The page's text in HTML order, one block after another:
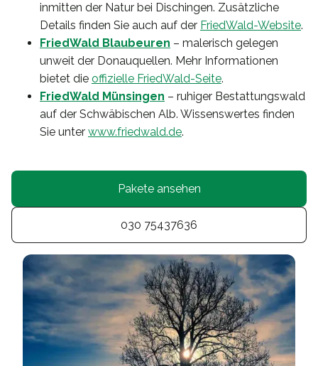
inmitten der Natur bei Dischingen. Zusätzliche
Details finden Sie auch auf der FriedWald-Website.
FriedWald Blaubeuren – malerisch gelegen
unweit der Donauquellen. Mehr Informationen
bietet die offizielle FriedWald-Seite.
FriedWald Münsingen – ruhiger Bestattungswald
auf der Schwäbischen Alb. Wissenswertes finden
Sie unter www.friedwald.de.
Pakete ansehen
030 75437636